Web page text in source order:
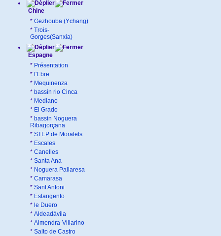
Chine
* Gezhouba (Ychang)
* Trois-
Gorges(Sanxia)
Espagne
* Présentation
* l'Ebre
* Mequinenza
* bassin rio Cinca
* Mediano
* El Grado
* bassin Noguera
Ribagorçana
* STEP de Moralets
* Escales
* Canelles
* Santa Ana
* Noguera Pallaresa
* Camarasa
* Sant Antoni
* Estangento
* le Duero
* Aldeadávila
* Almendra-Villarino
* Salto de Castro